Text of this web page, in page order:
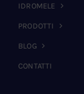
IDROMELE
PRODOTTI
BLOG
CONTATTI